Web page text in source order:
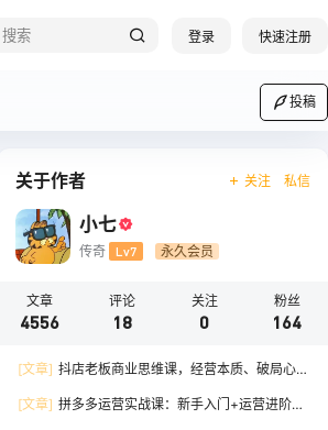
登录 快速注册
投稿
关于作者 关注 私信
小七
传奇 Lv7 永久会员
文章
4556
评论
18
关注
0
粉丝
164
[文章] 抖店老板商业思维课，经营本质、破局心
增
[文章] 拼多多运营实战课：新手入门+运营进阶、